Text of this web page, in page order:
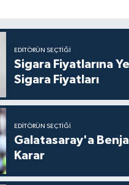
EDITÖRÜN SEÇTIĞI
Sigara Fiyatlarına
Sigara Fiyatları
EDITÖRÜN SEÇTIĞI
Galatasaray'a
Karar